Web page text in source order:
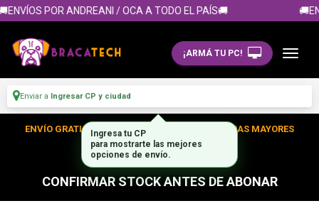
POR ANDREANI / OCA A TODO EL PAÍS🚚
¡ARMÁ TU PC!
Enviar a Ingresar CP y ciudad
ENVÍO GRATIS DENTRO DE CABA EN TUS COMPRAS MAYORES
A $300.000
CONFIRMAR STOCK ANTES DE ABONAR
Ingresa tu CP
para mostrarte las mejores
opciones de envío.